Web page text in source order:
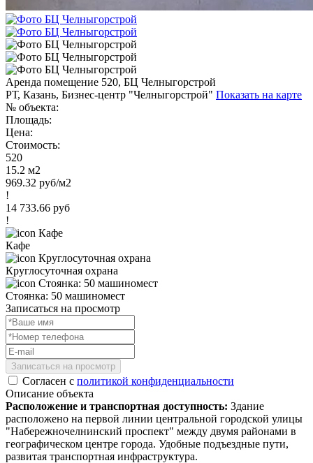
Аренда помещение 520, БЦ Челныгорстрой
РТ, Казань, Бизнес-центр "Челныгорстрой" Показать на карте
№ объекта:
Площадь:
Цена:
Стоимость:
520
15.2 м2
969.32 руб/м2
!
14 733.66 руб
!
Кафе
Круглосуточная охрана
Стоянка: 50 машиномест
Записаться на просмотр
Записаться на просмотр
Согласен с политикой конфиденциальности
Описание объекта
Расположение и транспортная доступность: Здание
расположено на первой линии центральной городской улицы
"Набережночелнинский проспект" между двумя районами в
географическом центре города. Удобные подъездные пути,
развитая транспортная инфраструктура.